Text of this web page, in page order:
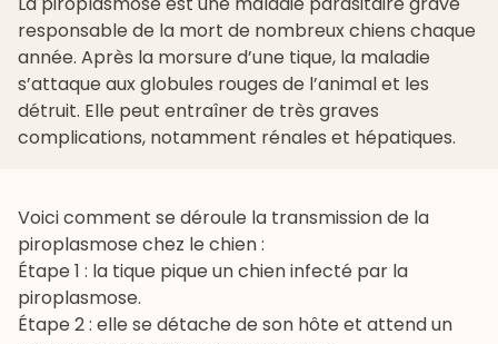
responsable de la mort de nombreux chiens chaque
année. Après la morsure d’une tique, la maladie
s’attaque aux globules rouges de l’animal et les
détruit. Elle peut entraîner de très graves
complications, notamment rénales et hépatiques.
Voici comment se déroule la transmission de la
piroplasmose chez le chien :
Étape 1 : la tique pique un chien infecté par la
piroplasmose.
Étape 2 : elle se détache de son hôte et attend un